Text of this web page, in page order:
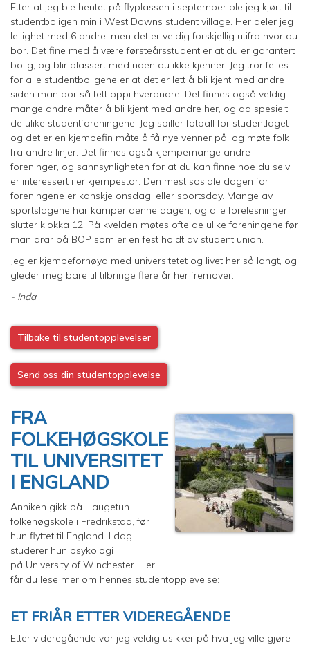
Etter at jeg ble hentet på flyplassen i september ble jeg kjørt til
studentboligen min i West Downs student village. Her deler jeg
leilighet med 6 andre, men det er veldig forskjellig utifra hvor du
bor. Det fine med å være førsteårsstudent er at du er garantert
bolig, og blir plassert med noen du ikke kjenner. Jeg tror felles
for alle studentboligene er at det er lett å bli kjent med andre
siden man bor så tett oppi hverandre. Det finnes også veldig
mange andre måter å bli kjent med andre her, og da spesielt
de ulike studentforeningene. Jeg spiller fotball for studentlaget
og det er en kjempefin måte å få nye venner på, og møte folk
fra andre linjer. Det finnes også kjempemange andre
foreninger, og sannsynligheten for at du kan finne noe du selv
er interessert i er kjempestor. Den mest sosiale dagen for
foreningene er kanskje onsdag, eller sportsday. Mange av
sportslagene har kamper denne dagen, og alle forelesninger
slutter klokka 12. På kvelden møtes ofte de ulike foreningene før
man drar på BOP som er en fest holdt av student union.
Jeg er kjempefornøyd med universitetet og livet her så langt, og
gleder meg bare til tilbringe flere år her fremover.
- Inda
Tilbake til studentopplevelser
Send oss din studentopplevelse
FRA
FOLKEHØGSKOLE
TIL UNIVERSITET
I ENGLAND
Anniken gikk på Haugetun
folkehøgskole i Fredrikstad, før
hun flyttet til England. I dag
studerer hun psykologi
på University of Winchester. Her
får du lese mer om hennes studentopplevelse:
ET FRIÅR ETTER VIDEREGÅENDE
Etter videregående var jeg veldig usikker på hva jeg ville gjøre